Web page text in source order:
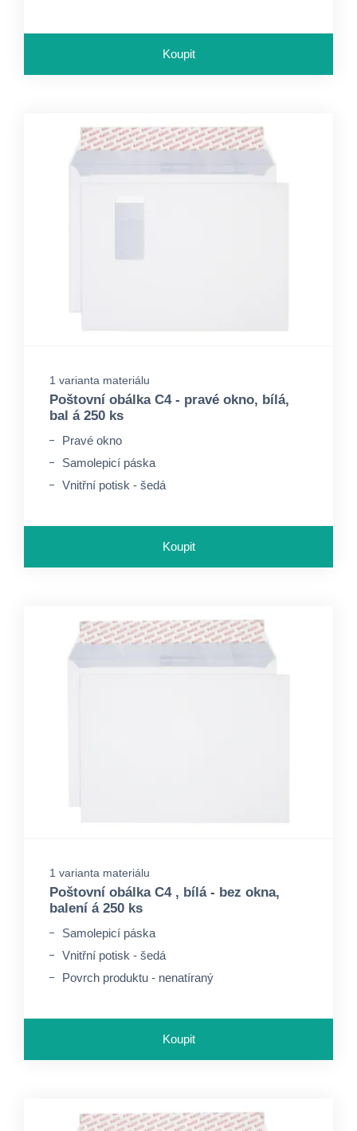
Koupit
1 varianta materiálu
Poštovní obálka C4 - pravé okno, bílá,
bal á 250 ks
Pravé okno
Samolepicí páska
Vnitřní potisk - šedá
Koupit
1 varianta materiálu
Poštovní obálka C4 , bílá - bez okna,
balení á 250 ks
Samolepicí páska
Vnitřní potisk - šedá
Povrch produktu - nenatíraný
Koupit